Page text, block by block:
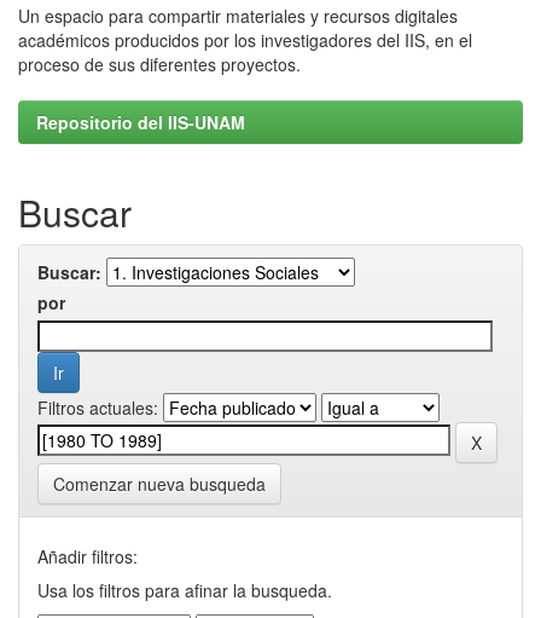
Un espacio para compartir materiales y recursos digitales
académicos producidos por los investigadores del IIS, en el
proceso de sus diferentes proyectos.
Repositorio del IIS-UNAM
Buscar
Buscar:
por
Filtros actuales:
Comenzar nueva busqueda
Añadir filtros:
Usa los filtros para afinar la busqueda.